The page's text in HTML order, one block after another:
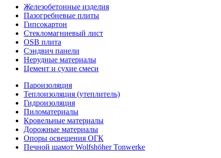
Железобетонные изделия
Пазогребневые плиты
Гипсокартон
Стекломагниевый лист
OSB плита
Сэндвич панели
Нерудные материалы
Цемент и сухие смеси
Пароизоляция
Теплоизоляция (утеплитель)
Гидроизоляция
Пиломатериалы
Кровельные материалы
Дорожные материалы
Опоры освещения ОГК
Печной шамот Wolfshöher Tonwerke